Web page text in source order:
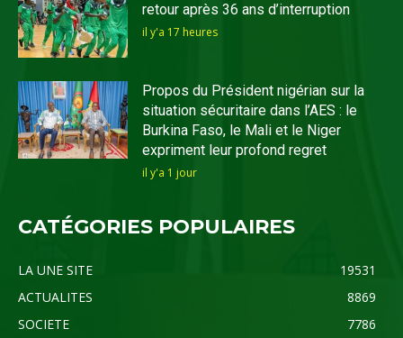
retour après 36 ans d’interruption
il y'a 17 heures
Propos du Président nigérian sur la
situation sécuritaire dans l’AES : le
Burkina Faso, le Mali et le Niger
expriment leur profond regret
il y'a 1 jour
CATÉGORIES POPULAIRES
LA UNE SITE
19531
ACTUALITES
8869
SOCIETE
7786